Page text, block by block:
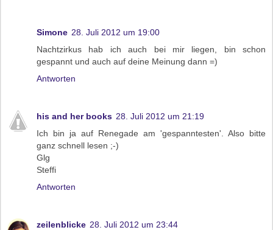
Simone 28. Juli 2012 um 19:00
Nachtzirkus hab ich auch bei mir liegen, bin schon
gespannt und auch auf deine Meinung dann =)
Antworten
his and her books 28. Juli 2012 um 21:19
Ich bin ja auf Renegade am 'gespanntesten'. Also bitte
ganz schnell lesen ;-)
Glg
Steffi
Antworten
zeilenblicke 28. Juli 2012 um 23:44